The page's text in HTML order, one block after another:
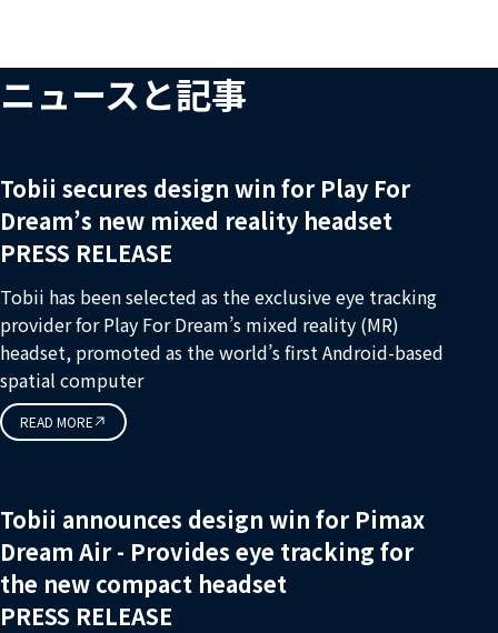
ニュースと記事
Tobii secures design win for Play For
Dream’s new mixed reality headset
PRESS RELEASE
Tobii has been selected as the exclusive eye tracking
provider for Play For Dream’s mixed reality (MR)
headset, promoted as the world’s first Android-based
spatial computer
READ MORE
Tobii announces design win for Pimax
Dream Air - Provides eye tracking for
the new compact headset
PRESS RELEASE